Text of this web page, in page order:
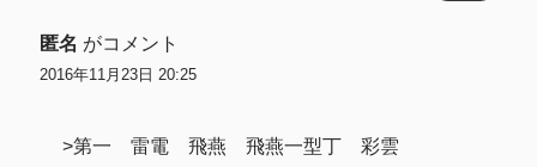
匿名 がコメント
2016年11月23日 20:25
>第一 雷電 飛燕 飛燕一型丁 彩雲